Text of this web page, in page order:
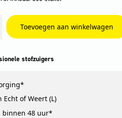
Toevoegen aan winkelwagen
stofzuigers
Echt of Weert (L)
binnen 48 uur*